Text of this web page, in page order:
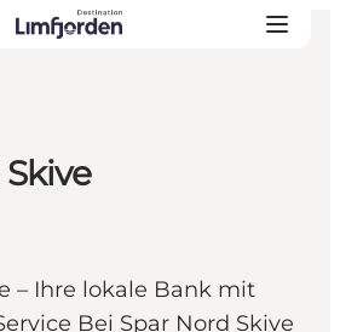
– Ihre lokale Bank mit
Bei Spar Nord Skive